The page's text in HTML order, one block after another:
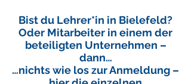
Bist du Lehrer*in in Bielefeld?
Oder Mitarbeiter in einem der
beteiligten Unternehmen –
dann…
…nichts wie los zur Anmeldung –